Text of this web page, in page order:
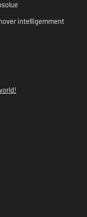
intelligemment